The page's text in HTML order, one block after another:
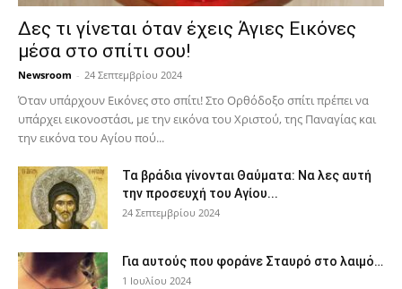
Δες τι γίνεται όταν έχεις Άγιες Εικόνες
μέσα στο σπίτι σου!
Newsroom - 24 Σεπτεμβρίου 2024
Όταν υπάρχουν Εικόνες στο σπίτι! Στο Ορθόδοξο σπίτι πρέπει να
υπάρχει εικονοστάσι, με την εικόνα του Χριστού, της Παν­αγίας και
την εικόνα του Αγίου πού...
Τα βράδια γίνονται Θαύματα: Να λες αυτή
την προσευχή του Αγίου...
24 Σεπτεμβρίου 2024
Για αυτούς που φοράνε Σταυρό στο λαιμό…
1 Ιουλίου 2024